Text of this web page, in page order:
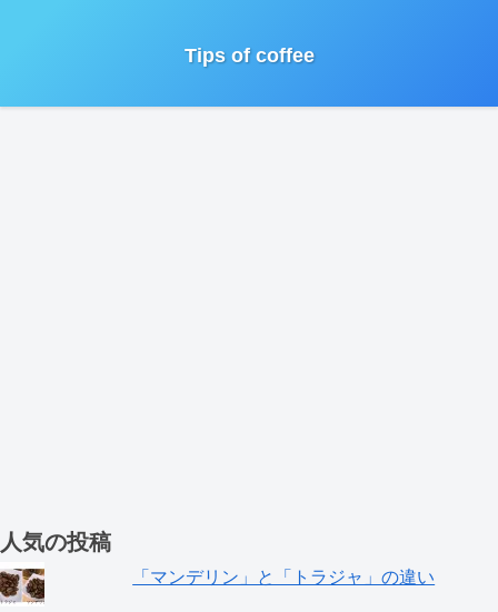
Tips of coffee
人気の投稿
「マンデリン」と「トラジャ」の違い